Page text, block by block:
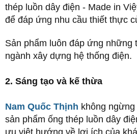
thép luồn dây điện - Made in
để đáp ứng nhu cầu thiết thực
Sản phẩm luôn đáp ứng những
ngành xây dựng hệ thống điện.
2. Sáng tạo và kế thừa
Nam Quốc Thịnh không
sản phẩm ống thép luồn dây
ưu việt hướng về lợi ích của